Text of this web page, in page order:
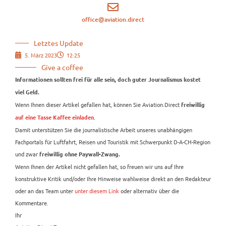
office@aviation.direct
Letztes Update
5. März 2023 12:25
Give a coffee
Informationen sollten frei für alle sein, doch guter Journalismus kostet
viel Geld.
Wenn Ihnen dieser Artikel gefallen hat, können Sie Aviation.Direct freiwillig
auf eine Tasse Kaffee einladen.
Damit unterstützen Sie die journalistische Arbeit unseres unabhängigen
Fachportals für Luftfahrt, Reisen und Touristik mit Schwerpunkt D-A-CH-Region
und zwar freiwillig ohne Paywall-Zwang.
Wenn Ihnen der Artikel nicht gefallen hat, so freuen wir uns auf Ihre
konstruktive Kritik und/oder Ihre Hinweise wahlweise direkt an den Redakteur
oder an das Team unterunter diesem Linkoder alternativ über die
Kommentare.
Ihr